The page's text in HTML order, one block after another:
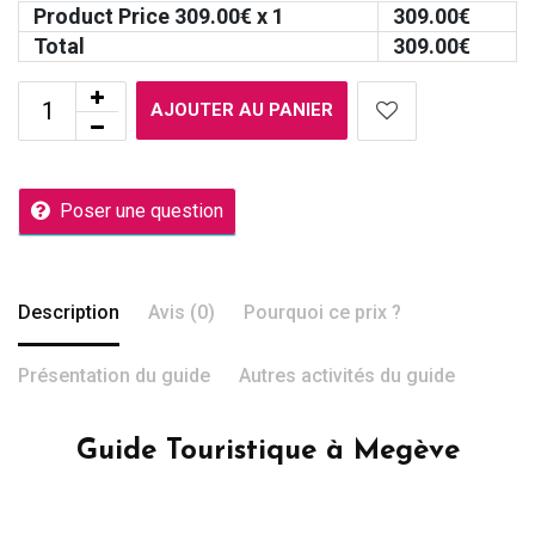
Product Price 309.00€ x 1 309.00€
Total
309.00€
AJOUTER AU PANIER
Poser une question
Description Avis (0) Pourquoi ce prix ?
Présentation du guide Autres activités du guide
Guide Touristique à Megève